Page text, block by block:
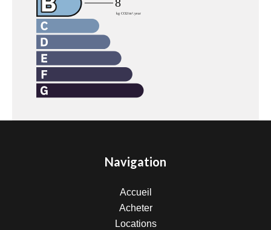
Navigation
Accueil
Acheter
Locations